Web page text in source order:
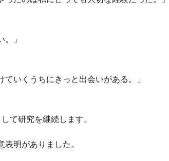
」
いくうちにきっと出会いがある。」
て研究を継続します。
明がありました。